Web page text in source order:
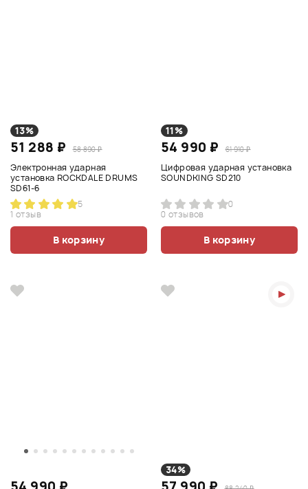
13%
51 288 ₽ 58 890 ₽
Электронная ударная
установка ROCKDALE DRUMS
SD61-6
5
1 отзыв
В корзину
11%
54 990 ₽ 61 910 ₽
Цифровая ударная установка
SOUNDKING SD210
0
0 отзывов
В корзину
34%